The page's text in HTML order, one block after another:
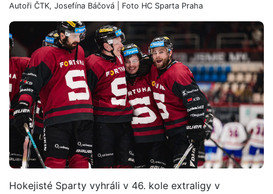
Autoři ČTK, Josefína Báčová | Foto HC Sparta Praha
Hokejisté Sparty vyhráli v 46. kole extraligy v